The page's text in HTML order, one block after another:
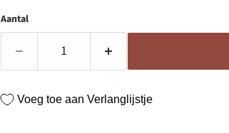
Aantal
Voeg toe aan Verlanglijstje